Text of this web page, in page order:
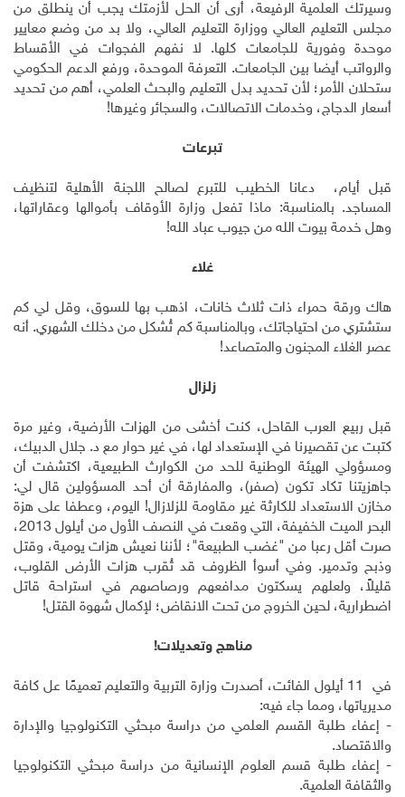
وسيرتك العلمية الرفيعة، أرى أن الحل لأزمتك يجب أن ينطلق من
مجلس التعليم العالي ووزارة التعليم العالي، ولا بد من وضع معايير
موحدة وفورية للجامعات كلها. لا نفهم الفجوات في الأقساط
والرواتب أيضا بين الجامعات. التعرفة الموحدة، ورفع الدعم الحكومي
ستحلان الأمر؛ لأن تحديد بدل التعليم والبحث العلمي، أهم من تحديد
أسعار الدجاج، وخدمات الاتصالات، والسجائر وغيرها!
تبرعات
قبل أيام، دعانا الخطيب للتبرع لصالح اللجنة الأهلية لتنظيف
المساجد. بالمناسبة: ماذا تفعل وزارة الأوقاف بأموالها وعقاراتها،
وهل خدمة بيوت الله من جيوب عباد الله!
غلاء
هاك ورقة حمراء ذات ثلاث خانات، اذهب بها للسوق، وقل لي كم
ستشتري من احتياجاتك، وبالمناسبة كم تُشكل من دخلك الشهري. أنه
عصر الغلاء المجنون والمتصاعد!
زلزال
قبل ربيع العرب القاحل، كنت أخشى من الهزات الأرضية، وغير مرة
كتبت عن تقصيرنا في الإستعداد لها، في غير حوار مع د. جلال الدبيك،
ومسؤولي الهيئة الوطنية للحد من الكوارث الطبيعية، اكتشفت أن
جاهزيتنا تكاد تكون (صفر)، والمفارقة أن أحد المسؤولين قال لي:
مخازن الاستعداد للكارثة غير مقاومة للزلازال! اليوم، وعطفا على هزة
البحر الميت الخفيفة، التي وقعت في النصف الأول من أيلول 2013،
صرت أقل رعبا من "غضب الطبيعة"؛ لأننا نعيش هزات يومية، وقتل
وذبح وتدمير. وفي أسوأ الظروف قد تُقرب هزات الأرض القلوب،
قليلاً، ولعلهم يسكتون مدافعهم ورصاصهم في استراحة قاتل
اضطرارية، لحين الخروج من تحت الانقاض؛ لإكمال شهوة القتل!
مناهج وتعديلات!
في 11 أيلول الفائت، أصدرت وزارة التربية والتعليم تعميمًا عل كافة
مديرياتها، ومما جاء فيه:
- إعفاء طلبة القسم العلمي من دراسة مبحثي التكنولوجيا والإدارة
والاقتصاد.
- إعفاء طلبة قسم العلوم الإنسانية من دراسة مبحثي التكنولوجيا
والثقافة العلمية.